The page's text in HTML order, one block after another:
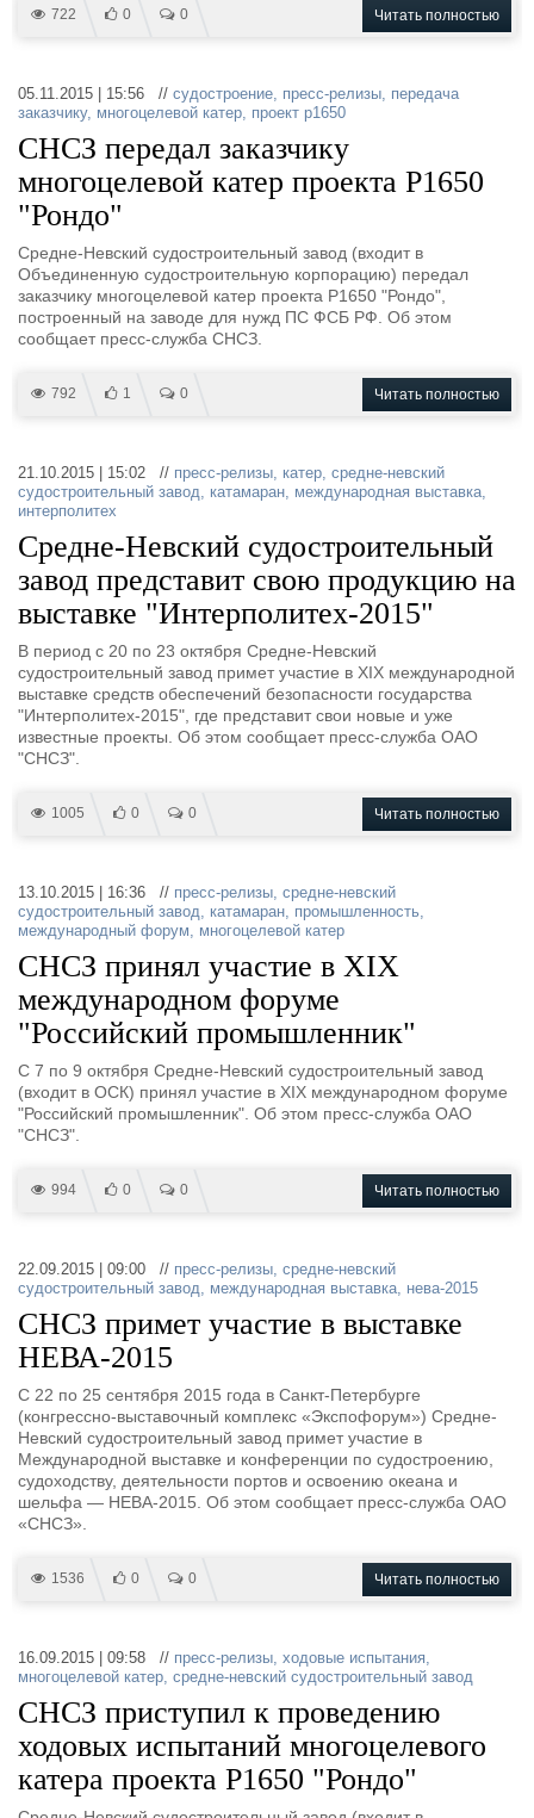
722 0 0 Читать полностью
05.11.2015 | 15:56 // судостроение, пресс-релизы, передача
заказчику, многоцелевой катер, проект р1650
СНСЗ передал заказчику
многоцелевой катер проекта Р1650
"Рондо"
Средне-Невский судостроительный завод (входит в
Объединенную судостроительную корпорацию) передал
заказчику многоцелевой катер проекта Р1650 "Рондо",
построенный на заводе для нужд ПС ФСБ РФ. Об этом
сообщает пресс-служба СНСЗ.
792 1 0 Читать полностью
21.10.2015 | 15:02 // пресс-релизы, катер, средне-невский
судостроительный завод, катамаран, международная выставка,
интерполитех
Средне-Невский судостроительный
завод представит свою продукцию на
выставке "Интерполитех-2015"
В период с 20 по 23 октября Средне-Невский
судостроительный завод примет участие в XIX международной
выставке средств обеспечений безопасности государства
"Интерполитех-2015", где представит свои новые и уже
известные проекты. Об этом сообщает пресс-служба ОАО
"СНСЗ".
1005 0 0 Читать полностью
13.10.2015 | 16:36 // пресс-релизы, средне-невский
судостроительный завод, катамаран, промышленность,
международный форум, многоцелевой катер
СНСЗ принял участие в XIX
международном форуме
"Российский промышленник"
С 7 по 9 октября Средне-Невский судостроительный завод
(входит в ОСК) принял участие в XIX международном форуме
"Российский промышленник". Об этом пресс-служба ОАО
"СНСЗ".
994 0 0 Читать полностью
22.09.2015 | 09:00 // пресс-релизы, средне-невский
судостроительный завод, международная выставка, нева-2015
СНСЗ примет участие в выставке
НЕВА-2015
С 22 по 25 сентября 2015 года в Санкт-Петербурге
(конгрессно-выставочный комплекс «Экспофорум») Средне-
Невский судостроительный завод примет участие в
Международной выставке и конференции по судостроению,
судоходству, деятельности портов и освоению океана и
шельфа — НЕВА-2015. Об этом сообщает пресс-служба ОАО
«СНСЗ».
1536 0 0 Читать полностью
16.09.2015 | 09:58 // пресс-релизы, ходовые испытания,
многоцелевой катер, средне-невский судостроительный завод
СНСЗ приступил к проведению
ходовых испытаний многоцелевого
катера проекта Р1650 "Рондо"